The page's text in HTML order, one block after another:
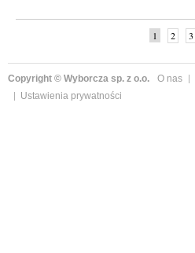
1 2 3
Copyright © Wyborcza sp. z o.o. O nas
Ustawienia prywatności